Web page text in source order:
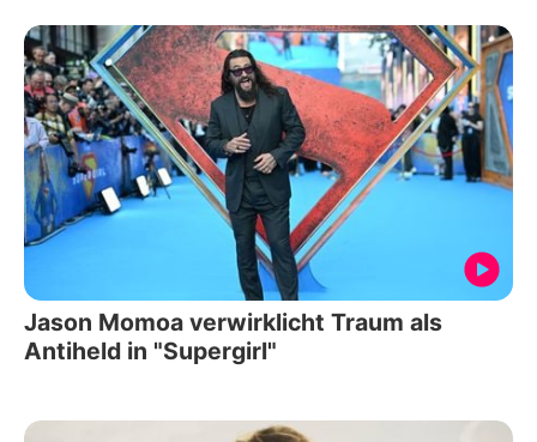
Jason Momoa verwirklicht Traum als
Antiheld in "Supergirl"